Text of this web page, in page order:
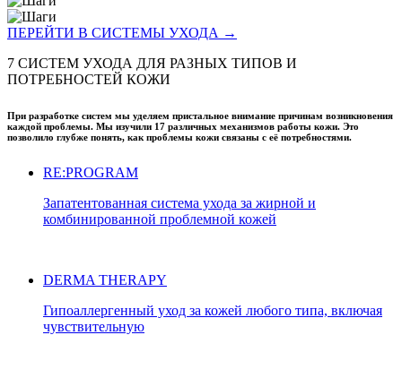
ПЕРЕЙТИ В СИСТЕМЫ УХОДА →
7 СИСТЕМ УХОДА ДЛЯ РАЗНЫХ ТИПОВ И
ПОТРЕБНОСТЕЙ КОЖИ
При разработке систем мы уделяем пристальное внимание причинам возникновения
каждой проблемы. Мы изучили 17 различных механизмов работы кожи. Это
позволило глубже понять, как проблемы кожи связаны с её потребностями.
RE:PROGRAM
Запатентованная система ухода за жирной и
комбинированной проблемной кожей
DERMA THERAPY
Гипоаллергенный уход за кожей любого типа, включая
чувствительную